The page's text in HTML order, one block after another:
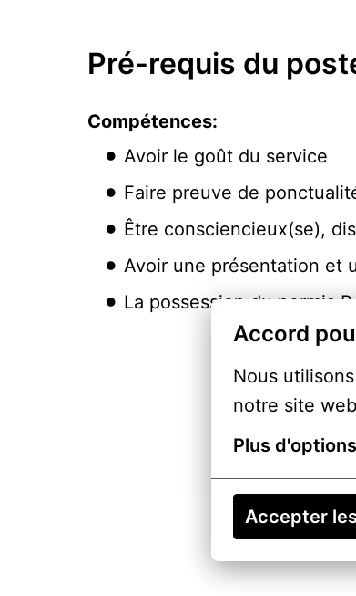
Accord
Nous
notre site
Plus d'options
Accepter
Pré-requis du
Compétences:
Avoir le goût du service
Faire preuve de
Être consciencieux(se),
Avoir une présentation et
La possession du permis